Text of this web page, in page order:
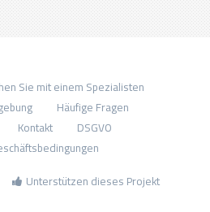
Sie mit einem Spezialisten
Häufige Fragen
Kontakt
DSGVO
Unterstützen dieses Projekt